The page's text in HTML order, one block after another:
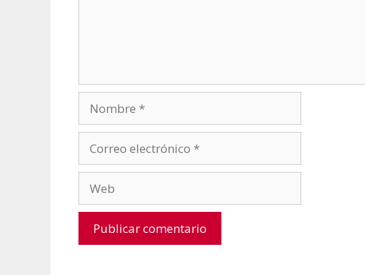
electrónico